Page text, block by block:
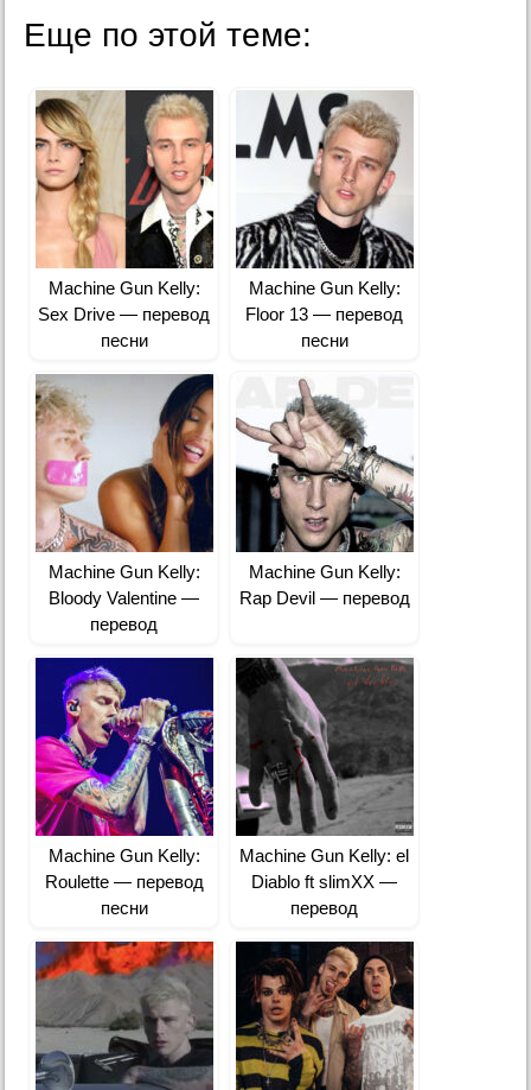
Еще по этой теме:
Machine Gun Kelly:
Sex Drive — перевод
песни
Machine Gun Kelly:
Floor 13 — перевод
песни
Machine Gun Kelly:
Bloody Valentine —
перевод
Machine Gun Kelly:
Rap Devil — перевод
Machine Gun Kelly:
Roulette — перевод
песни
Machine Gun Kelly: ​el
Diablo ft slimXX —
перевод